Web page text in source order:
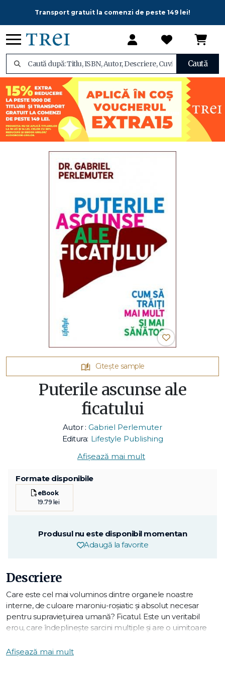
Transport gratuit la comenzi de peste 149 lei!
Caută
Citește sample
Puterile ascunse ale
ficatului
Autor : Gabriel Perlemuter
Editura: Lifestyle Publishing
Afișează mai mult
Formate disponibile
eBook
19.79 lei
Produsul nu este disponibil momentan
Adaugă la favorite
Descriere
Care este cel mai voluminos dintre organele noastre
interne, de culoare maroniu-roșiatic și absolut necesar
pentru supraviețuirea umană? Ficatul. Este un veritabil
erou, care îndeplinește sarcini multiple și are o uimitoare
el este singurul care posedă această putere magică de
Afișează mai mult